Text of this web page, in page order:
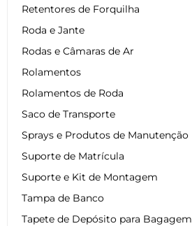
Retentores de Forquilha
Roda e Jante
Rodas e Câmaras de Ar
Rolamentos
Rolamentos de Roda
Saco de Transporte
Sprays e Produtos de Manutenção
Suporte de Matrícula
Suporte e Kit de Montagem
Tampa de Banco
Tapete de Depósito para Bagagem